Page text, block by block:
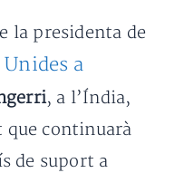
la presidenta de
a
, a l’Índia,
que continuarà
de suport a